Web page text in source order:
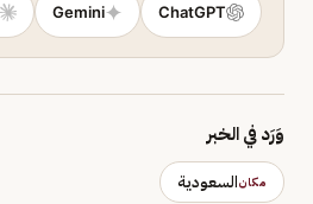
ChatGPT
Gemini
وَرَد في الخبر
مكانالسعودية